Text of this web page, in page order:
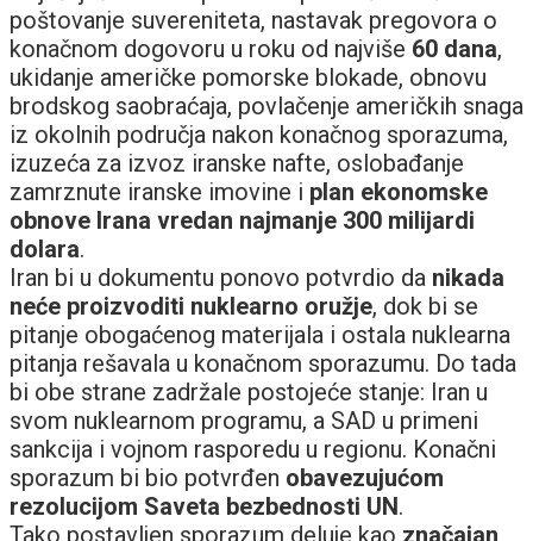
poštovanje suvereniteta, nastavak pregovora o
konačnom dogovoru u roku od najviše 60 dana,
ukidanje američke pomorske blokade, obnovu
brodskog saobraćaja, povlačenje američkih snaga
iz okolnih područja nakon konačnog sporazuma,
izuzeća za izvoz iranske nafte, oslobađanje
zamrznute iranske imovine i plan ekonomske
obnove Irana vredan najmanje 300 milijardi
dolara.
Iran bi u dokumentu ponovo potvrdio da nikada
neće proizvoditi nuklearno oružje, dok bi se
pitanje obogaćenog materijala i ostala nuklearna
pitanja rešavala u konačnom sporazumu. Do tada
bi obe strane zadržale postojeće stanje: Iran u
svom nuklearnom programu, a SAD u primeni
sankcija i vojnom rasporedu u regionu. Konačni
sporazum bi bio potvrđen obavezujućom
rezolucijom Saveta bezbednosti UN.
Tako postavljen sporazum deluje kao značajan